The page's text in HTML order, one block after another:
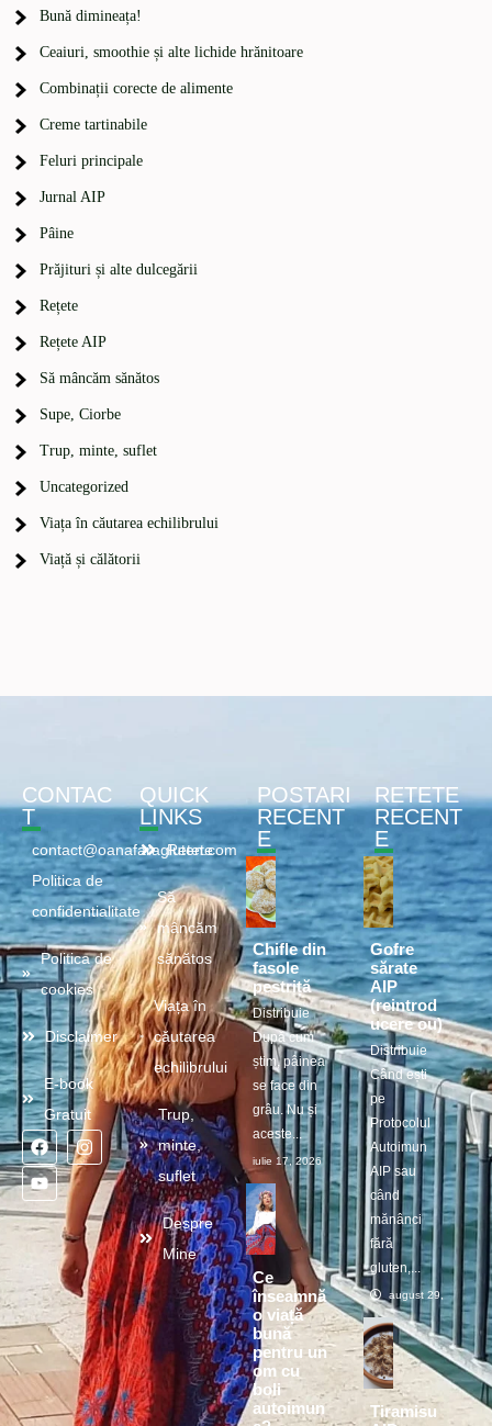
Bună dimineața!
Ceaiuri, smoothie și alte lichide hrănitoare
Combinații corecte de alimente
Creme tartinabile
Feluri principale
Jurnal AIP
Pâine
Prăjituri și alte dulcegării
Rețete
Rețete AIP
Să mâncăm sănătos
Supe, Ciorbe
Trup, minte, suflet
Uncategorized
Viața în căutarea echilibrului
Viață și călătorii
CONTAC
T
contact@oanafaragluten.com
Politica de
confidentialitate
Politica de
cookies
Disclaimer
E-book
Gratuit
QUICK
LINKS
Retete
Să
mâncăm
sănătos
Viața în
căutarea
echilibrului
Trup,
minte,
suflet
Despre
Mine
POSTARI
RECENT
E
Chifle din
fasole
pestriță
Distribuie
După cum
știm, pâinea
se face din
grâu. Nu și
aceste...
iulie 17, 2026
Ce
înseamnă
o viață
bună
pentru un
om cu
boli
autoimun
RETETE
RECENT
E
Gofre
sărate
AIP
(reintrod
ucere ou)
Distribuie
Când ești
pe
Protocolul
Autoimun
AIP sau
când
mănânci
fără
gluten,...
august 29, 2025
Tiramisu